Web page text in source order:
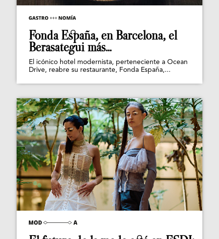
Fonda España, en Barcelona, el
Berasategui más...
El icónico hotel modernista, perteneciente a Ocean
Drive, reabre su restaurante, Fonda España,...